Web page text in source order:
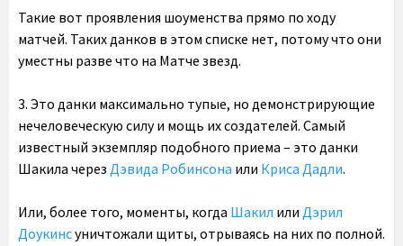
Такие вот проявления шоуменства прямо по ходу
матчей. Таких данков в этом списке нет, потому что они
уместны разве что на Матче звезд.
3. Это данки максимально тупые, но демонстрирующие
нечеловеческую силу и мощь их создателей. Самый
известный экземпляр подобного приема – это данки
Шакила через Дэвида Робинсона или Криса Дадли.
Или, более того, моменты, когда Шакил или Дэрил
Доукинсуничтожали щиты, отрываясь на них по полной.